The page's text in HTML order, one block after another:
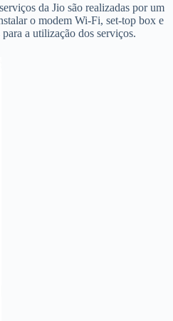
da Jio são realizadas por um
o modem Wi-Fi, set-top box e
a utilização dos serviços.